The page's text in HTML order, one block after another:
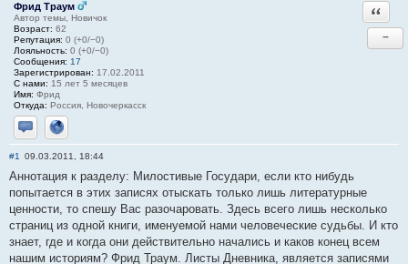
Фрид Траум
Автор темы, Новичок
Возраст: 62
Репутация: 0 (+0/−0)
Лояльность: 0 (+0/−0)
Сообщения: 17
Зарегистрирован: 17.02.2011
С нами: 15 лет 5 месяцев
Имя: Фрид
Откуда: Россия, Новочеркасск
Отправить личное сообщение
Сайт
−
#1 09.03.2011, 18:44
Аннотация к разделу: Милостивые Государи, если кто нибудь
попытается в этих записях отыскать только лишь литературные
ценности, то спешу Вас разочаровать. Здесь всего лишь несколько
страниц из одной книги, именуемой нами человеческие судьбы. И кто
знает, где и когда они действительно начались и каков конец всем
нашим историям? Фрид Траум. Листы Дневника, является записями